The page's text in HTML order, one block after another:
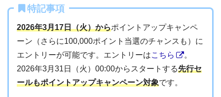
特記事項
2026年3月17日（火）からポイントアップキャンペ
ーン（さらに100,000ポイント当選のチャンスも）に
エントリーが可能です。エントリーはこちら
。
2026年3月31日（火）00:00からスタートする先行セ
ールもポイントアップキャンペーン対象です。